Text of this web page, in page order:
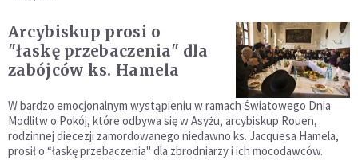
Arcybiskup prosi o
"łaskę przebaczenia" dla
zabójców ks. Hamela
W bardzo emocjonalnym wystąpieniu w ramach Światowego Dnia
Modlitw o Pokój, które odbywa się w Asyżu, arcybiskup Rouen,
rodzinnej diecezji zamordowanego niedawno ks. Jacquesa Hamela,
prosił o “łaskę przebaczenia" dla zbrodniarzy i ich mocodawców.